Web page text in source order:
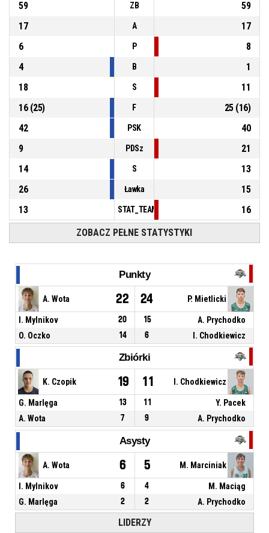
59
ZB
59
17
A
17
6
P
8
4
B
1
18
S
11
16(25) F 25(16)
42
PSK
40
9
PDSz
21
14
S
13
26
Ławka
15
13
16
ZOBACZ PEŁNE STATYSTYKI
Punkty
A. Wota 22 24 P. Mietlicki
I. Mylnikov 20 15
A. Prychodko
O. Oczko
14 6 I. Chodkiewicz
Zbiórki
K. Czopik 19 11 I. Chodkiewicz
G. Marlęga 13 11
Y. Pacek
A. Wota
7 9 A. Prychodko
Asysty
A. Wota 6 5 M. Marciniak
I. Mylnikov 6 4
M. Maciąg
G. Marlęga
2 2 A. Prychodko
LIDERZY